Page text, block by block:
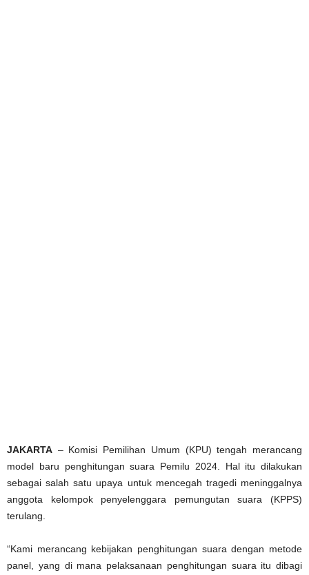
JAKARTA – Komisi Pemilihan Umum (KPU) tengah merancang
model baru penghitungan suara Pemilu 2024. Hal itu dilakukan
sebagai salah satu upaya untuk mencegah tragedi meninggalnya
anggota kelompok penyelenggara pemungutan suara (KPPS)
terulang.
“Kami merancang kebijakan penghitungan suara dengan metode
panel, yang di mana pelaksanaan penghitungan suara itu dibagi